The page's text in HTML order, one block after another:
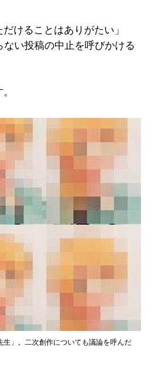
けることはありがたい」
ない投稿の中止を呼びかける
生」。二次創作についても議論を呼んだ